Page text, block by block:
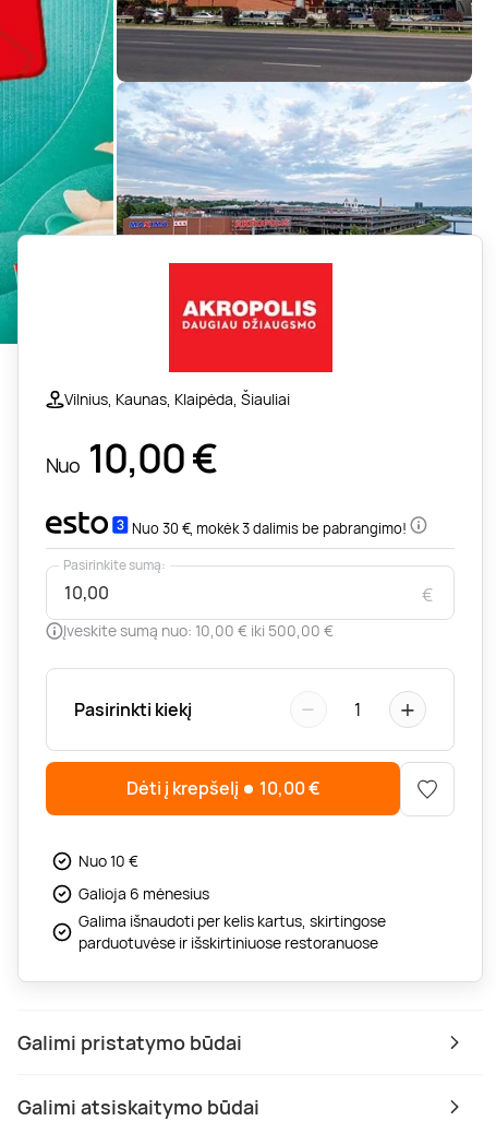
Vilnius, Kaunas, Klaipėda, Šiauliai
Nuo 10,00€
Nuo 30 €, mokėk 3 dalimis be pabrangimo!
€
Pasirinkite sumą:
Įveskite sumą nuo: 10,00 € iki 500,00 €
Pasirinkti kiekį − 1 +
Dėti į krepšelį 10,00€
Nuo 10 €
Galioja 6 mėnesius
Galima išnaudoti per kelis kartus, skirtingose
parduotuvėse ir išskirtiniuose restoranuose
Galimi pristatymo būdai
Galimi atsiskaitymo būdai